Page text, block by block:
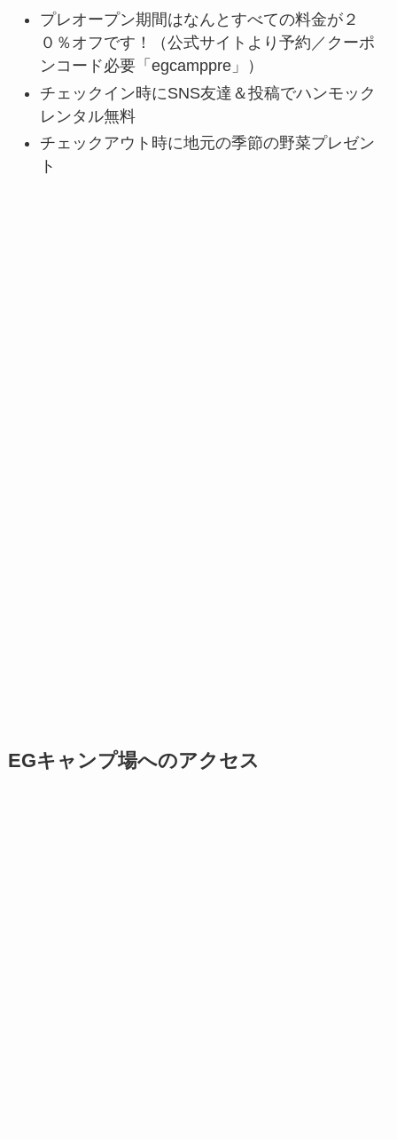
プレオープン期間はなんとすべての料金が２
０％オフです！（公式サイトより予約／クーポ
ンコード必要「egcamppre」）
チェックイン時にSNS友達＆投稿でハンモック
レンタル無料
チェックアウト時に地元の季節の野菜プレゼン
ト
EGキャンプ場へのアクセス